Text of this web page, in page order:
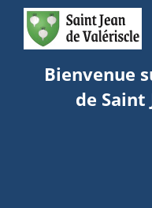
Bienvenue
de Saint